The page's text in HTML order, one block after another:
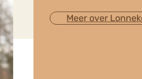
Meer over